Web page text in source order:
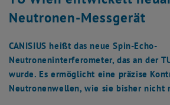
Neutronen-Messgerät
CANISIUS heißt das neue Spin-Echo-
Neutroneninterferometer, das an der
wurde. Es ermöglicht eine präzise
Neutronenwellen, wie sie bisher nicht